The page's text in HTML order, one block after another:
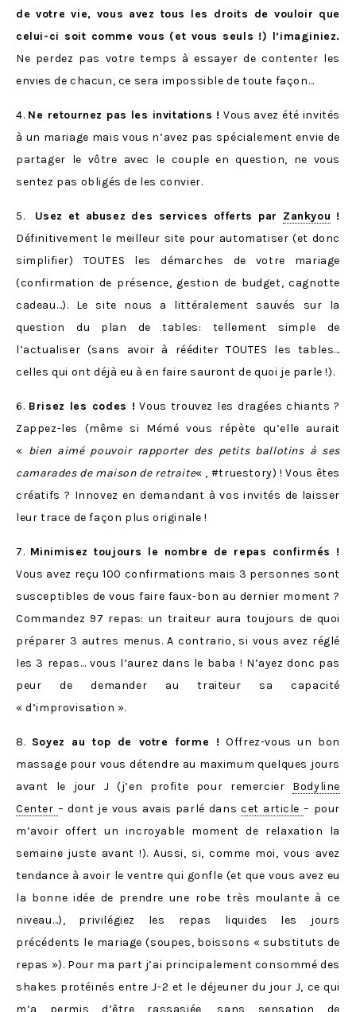
de votre vie, vous avez tous les droits de vouloir que
celui-ci soit comme vous (et vous seuls !) l’imaginiez.
Ne perdez pas votre temps à essayer de contenter les
envies de chacun, ce sera impossible de toute façon…
4. Ne retournez pas les invitations ! Vous avez été invités
à un mariage mais vous n’avez pas spécialement envie de
partager le vôtre avec le couple en question, ne vous
sentez pas obligés de les convier.
5. Usez et abusez des services offerts par Zankyou !
Définitivement le meilleur site pour automatiser (et donc
simplifier) TOUTES les démarches de votre mariage
(confirmation de présence, gestion de budget, cagnotte
cadeau…). Le site nous a littéralement sauvés sur la
question du plan de tables: tellement simple de
l’actualiser (sans avoir à rééditer TOUTES les tables…
celles qui ont déjà eu à en faire sauront de quoi je parle !).
6. Brisez les codes ! Vous trouvez les dragées chiants ?
Zappez-les (même si Mémé vous répète qu’elle aurait
« bien aimé pouvoir rapporter des petits ballotins à ses
camarades de maison de retraite« , #truestory) ! Vous êtes
créatifs ? Innovez en demandant à vos invités de laisser
leur trace de façon plus originale !
7. Minimisez toujours le nombre de repas confirmés !
Vous avez reçu 100 confirmations mais 3 personnes sont
susceptibles de vous faire faux-bon au dernier moment ?
Commandez 97 repas: un traiteur aura toujours de quoi
préparer 3 autres menus. A contrario, si vous avez réglé
les 3 repas… vous l’aurez dans le baba ! N’ayez donc pas
peur de demander au traiteur sa capacité
« d’improvisation ».
8. Soyez au top de votre forme ! Offrez-vous un bon
massage pour vous détendre au maximum quelques jours
avant le jour J (j’en profite pour remercier Bodyline
Center – dont je vous avais parlé danscet article– pour
m’avoir offert un incroyable moment de relaxation la
semaine juste avant !). Aussi, si, comme moi, vous avez
tendance à avoir le ventre qui gonfle (et que vous avez eu
la bonne idée de prendre une robe très moulante à ce
niveau…), privilégiez les repas liquides les jours
précédents le mariage (soupes, boissons « substituts de
repas »). Pour ma part j’ai principalement consommé des
shakes protéinés entre J-2 et le déjeuner du jour J, ce qui